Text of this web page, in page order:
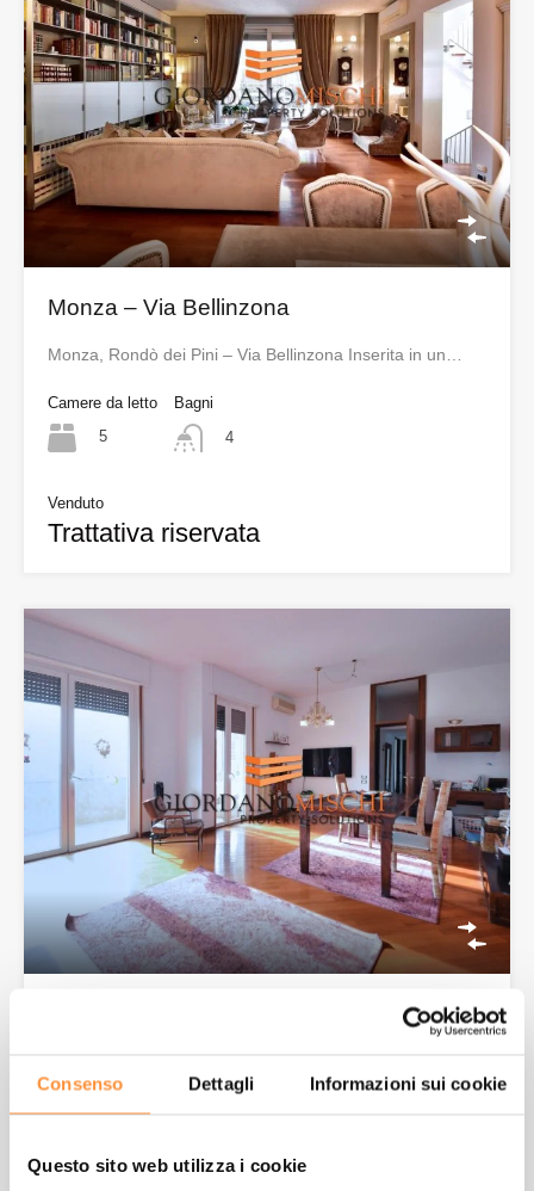
Consenso Dettagli Informazioni sui cookie
Questo sito web utilizza i cookie
Monza – Via Bellinzona
Monza, Rondò dei Pini – Via Bellinzona Inserita in un…
Camere da letto
5
Bagni
4
Venduto
Trattativa riservata
Monza Triante – Via Biancamano 4
Camere da letto